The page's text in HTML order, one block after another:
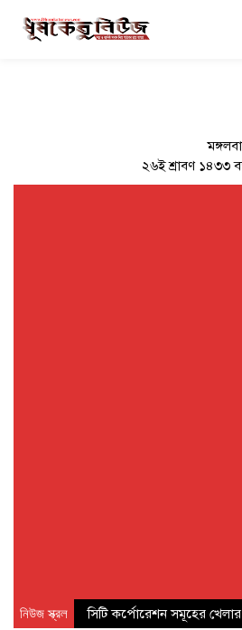
২৬ই শ্রাবণ ১৪৩৩
নিউজ স্ক্রল সিটি কর্পোরেশন সমূহের